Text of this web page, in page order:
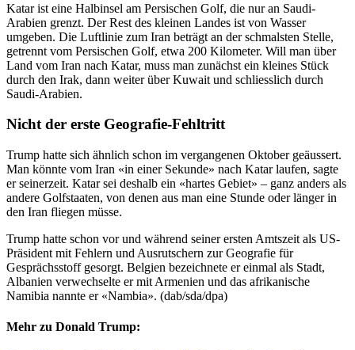
Katar ist eine Halbinsel am Persischen Golf, die nur an Saudi-
Arabien grenzt. Der Rest des kleinen Landes ist von Wasser
umgeben. Die Luftlinie zum Iran beträgt an der schmalsten Stelle,
getrennt vom Persischen Golf, etwa 200 Kilometer. Will man über
Land vom Iran nach Katar, muss man zunächst ein kleines Stück
durch den Irak, dann weiter über Kuwait und schliesslich durch
Saudi-Arabien.
Nicht der erste Geografie-Fehltritt
Trump hatte sich ähnlich schon im vergangenen Oktober geäussert.
Man könnte vom Iran «in einer Sekunde» nach Katar laufen, sagte
er seinerzeit. Katar sei deshalb ein «hartes Gebiet» – ganz anders als
andere Golfstaaten, von denen aus man eine Stunde oder länger in
den Iran fliegen müsse.
Trump hatte schon vor und während seiner ersten Amtszeit als US-
Präsident mit Fehlern und Ausrutschern zur Geografie für
Gesprächsstoff gesorgt. Belgien bezeichnete er einmal als Stadt,
Albanien verwechselte er mit Armenien und das afrikanische
Namibia nannte er «Nambia». (dab/sda/dpa)
Mehr zu Donald Trump: